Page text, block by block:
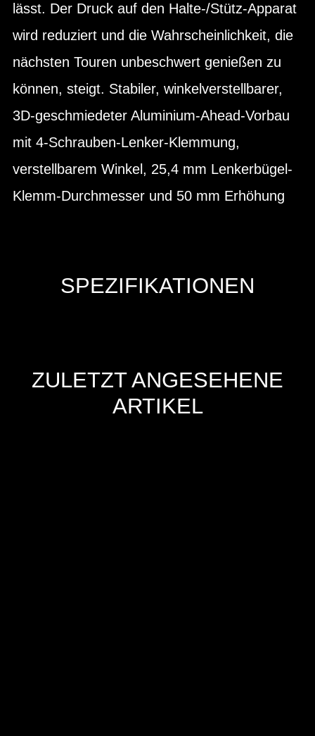
lässt. Der Druck auf den Halte-/Stütz-Apparat
wird reduziert und die Wahrscheinlichkeit, die
nächsten Touren unbeschwert genießen zu
können, steigt. Stabiler, winkelverstellbarer,
3D-geschmiedeter Aluminium-Ahead-Vorbau
mit 4-Schrauben-Lenker-Klemmung,
verstellbarem Winkel, 25,4 mm Lenkerbügel-
Klemm-Durchmesser und 50 mm Erhöhung
SPEZIFIKATIONEN
ZULETZT ANGESEHENE
ARTIKEL